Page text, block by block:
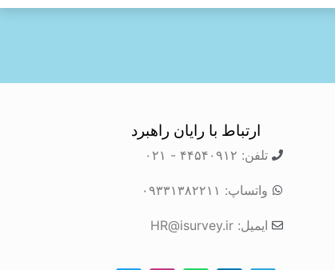
ارتباط با رایان راهبرد
تلفن: ۴۴۵۴۰۹۱۲ - ۰۲۱
واتساپ: ۰۹۳۳۱۳۸۲۲۱۱
ایمیل: HR@isurvey.ir